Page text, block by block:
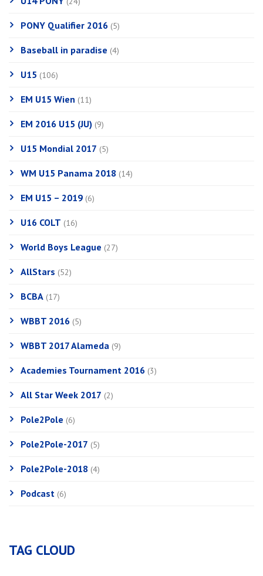
PONY Qualifier 2016 (5)
Baseball in paradise (4)
U15 (106)
EM U15 Wien (11)
EM 2016 U15 (JU) (9)
U15 Mondial 2017 (5)
WM U15 Panama 2018 (14)
EM U15 – 2019 (6)
U16 COLT (16)
World Boys League (27)
AllStars (52)
BCBA (17)
WBBT 2016 (5)
WBBT 2017 Alameda (9)
Academies Tournament 2016 (3)
All Star Week 2017 (2)
Pole2Pole (6)
Pole2Pole-2017 (5)
Pole2Pole-2018 (4)
Podcast (6)
TAG CLOUD